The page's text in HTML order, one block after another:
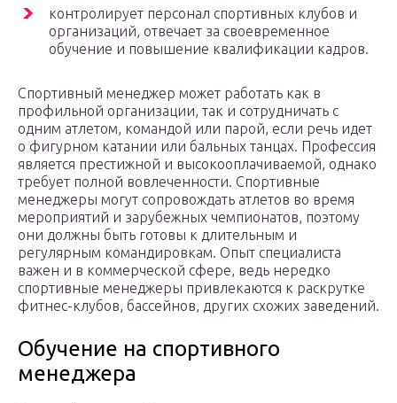
контролирует персонал спортивных клубов и
организаций, отвечает за своевременное
обучение и повышение квалификации кадров.
Спортивный менеджер может работать как в
профильной организации, так и сотрудничать с
одним атлетом, командой или парой, если речь идет
о фигурном катании или бальных танцах. Профессия
является престижной и высокооплачиваемой, однако
требует полной вовлеченности. Спортивные
менеджеры могут сопровождать атлетов во время
мероприятий и зарубежных чемпионатов, поэтому
они должны быть готовы к длительным и
регулярным командировкам. Опыт специалиста
важен и в коммерческой сфере, ведь нередко
спортивные менеджеры привлекаются к раскрутке
фитнес-клубов, бассейнов, других схожих заведений.
Обучение на спортивного
менеджера